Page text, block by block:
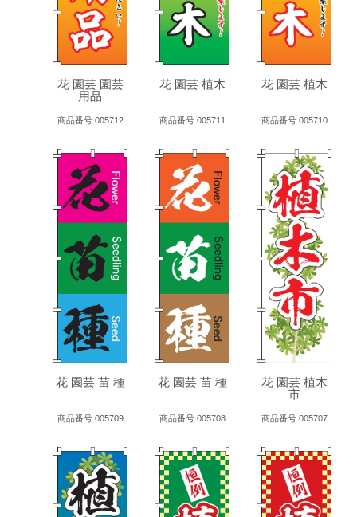
花 園芸 園芸
用品
商品番号:005712
花 園芸 植木
商品番号:005711
花 園芸 植木
商品番号:005710
花 園芸 苗 種
商品番号:005709
花 園芸 苗 種
商品番号:005708
花 園芸 植木
市
商品番号:005707